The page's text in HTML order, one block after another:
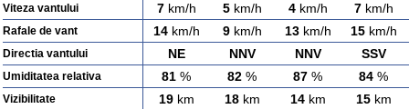
Viteza vantului 7km/h 5km/h 4km/h 7km/h
Rafale de vant 14km/h 9km/h 13km/h 15km/h
Directia vantului NE NNV NNV SSV
Umiditatea relativa 81 % 82 % 87 % 84 %
Vizibilitate 19km 18km 14km 15km